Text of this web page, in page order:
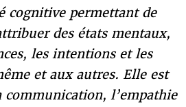
cognitive permettant de
des états mentaux,
les intentions et les
et aux autres. Elle est
communication, l’empathie